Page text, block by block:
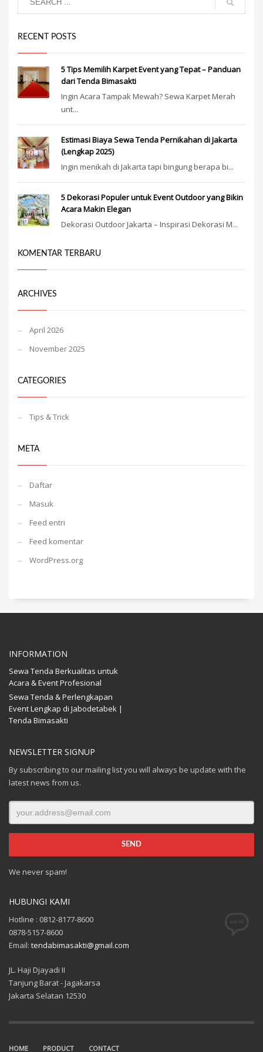
RECENT POSTS
5 Tips Memilih Karpet Event yang Tepat – Panduan
dari Tenda Bimasakti
Ingin Acara Tampak Mewah? Sewa Karpet Merah
unt...
Estimasi Biaya Sewa Tenda Pernikahan di Jakarta
(Lengkap 2025)
Ingin menikah di Jakarta tapi bingung berapa bi...
5 Dekorasi Populer untuk Event Outdoor yang Bikin
Acara Makin Elegan
Dekorasi Outdoor Jakarta – Inspirasi Dekorasi M...
KOMENTAR TERBARU
ARCHIVES
April 2026
November 2025
CATEGORIES
Tips & Trick
META
Daftar
Masuk
Feed entri
Feed komentar
WordPress.org
INFORMATION
Sewa Tenda Berkualitas untuk
Acara & Event Profesional
Sewa Tenda & Perlengkapan
Event Lengkap di Jabodetabek |
Tenda Bimasakti
NEWSLETTER SIGNUP
By subscribing to our mailing list you will always be update with the
latest news from us.
We never spam!
HUBUNGI KAMI
Hotline : 0812-8177-8600
0878-5157-8600
Email: tendabimasakti@gmail.com
JL. Haji Djayadi II
Tanjung Barat - Jagakarsa
Jakarta Selatan 12530
HOME PRODUCT CONTACT